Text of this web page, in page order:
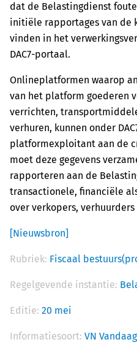
dat de Belastingdienst
initiële rapportages van de
vinden in het
DAC7-portaal.
Onlineplatformen waarop
van het platform goederen
verrichten,
verhuren, kunnen onder
platformexploitant aan de
moet deze gegevens
rapporteren aan de
transactionele, financiële
over verkopers,
[Nieuwsbron]
Rubriek: Fiscaal
Regelgevende instantie:
Editie: 20 mei
Informatiesoort: VN Vandaag